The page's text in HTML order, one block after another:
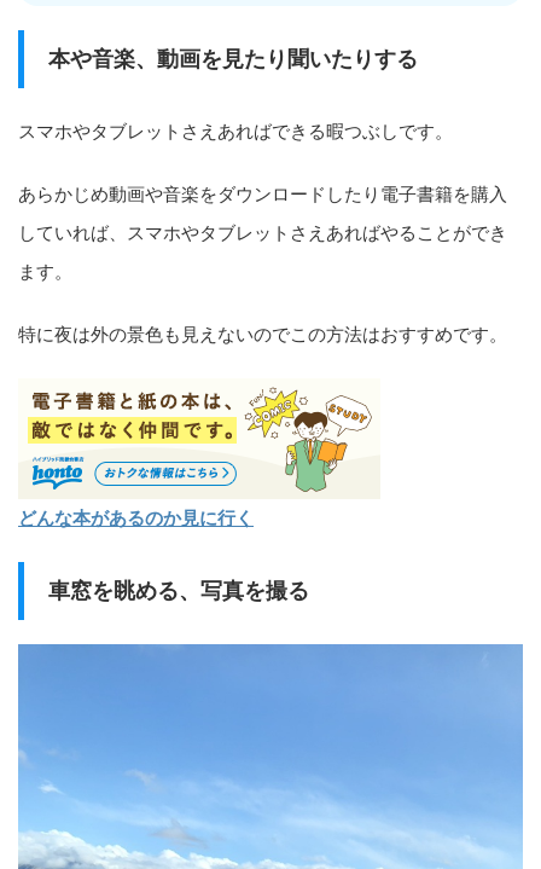
本や音楽、動画を見たり聞いたりする
スマホやタブレットさえあればできる暇つぶしです。
あらかじめ動画や音楽をダウンロードしたり電子書籍を購入
していれば、スマホやタブレットさえあればやることができ
ます。
特に夜は外の景色も見えないのでこの方法はおすすめです。
どんな本があるのか見に行く
車窓を眺める、写真を撮る